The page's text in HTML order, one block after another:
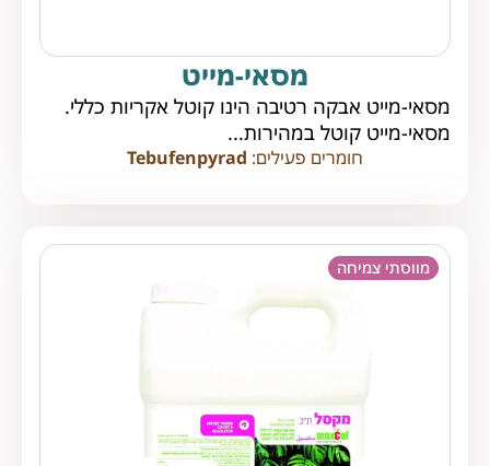
מסאי-מייט
מסאי-מייט אבקה רטיבה הינו קוטל אקריות כללי.
מסאי-מייט קוטל במהירות...
חומרים פעילים: Tebufenpyrad
מווסתי צמיחה